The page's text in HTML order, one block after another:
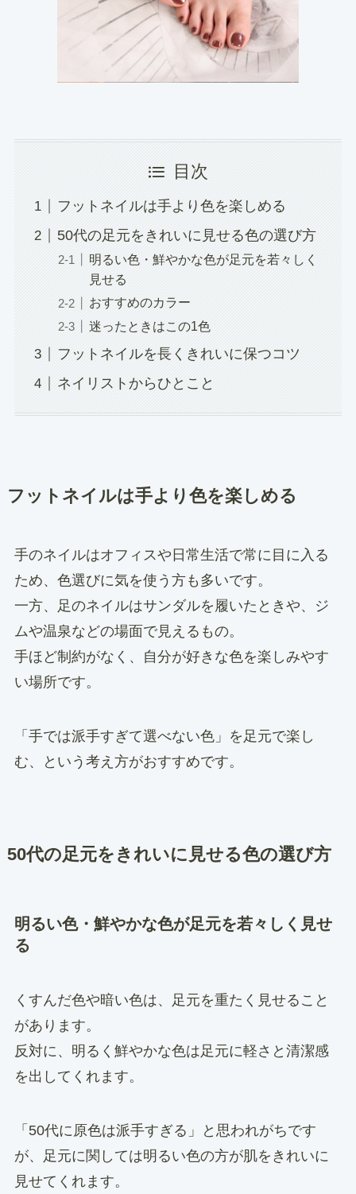
目次
フットネイルは手より色を楽しめる
50代の足元をきれいに見せる色の選び方
明るい色・鮮やかな色が足元を若々しく
見せる
おすすめのカラー
迷ったときはこの1色
フットネイルを長くきれいに保つコツ
ネイリストからひとこと
フットネイルは手より色を楽しめる
手のネイルはオフィスや日常生活で常に目に入る
ため、色選びに気を使う方も多いです。
一方、足のネイルはサンダルを履いたときや、ジ
ムや温泉などの場面で見えるもの。
手ほど制約がなく、自分が好きな色を楽しみやす
い場所です。
「手では派手すぎて選べない色」を足元で楽し
む、という考え方がおすすめです。
50代の足元をきれいに見せる色の選び方
明るい色・鮮やかな色が足元を若々しく見せ
る
くすんだ色や暗い色は、足元を重たく見せること
があります。
反対に、明るく鮮やかな色は足元に軽さと清潔感
を出してくれます。
「50代に原色は派手すぎる」と思われがちです
が、足元に関しては明るい色の方が肌をきれいに
見せてくれます。